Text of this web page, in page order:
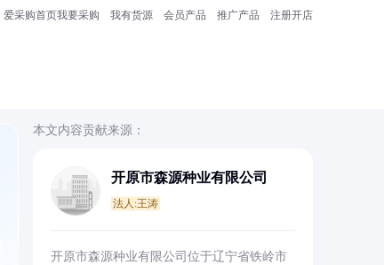
爱采购首页我要采购 我有货源 会员产品 推广产品 注册开店
本文内容贡献来源：
开原市森源种业有限公司
法人:王涛
开原市森源种业有限公司位于辽宁省铁岭市